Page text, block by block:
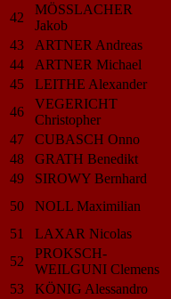
42
MÖSSLACHER
Jakob
43
ARTNER Andreas
44
ARTNER Michael
45
LEITHE Alexander
46
VEGERICHT
Christopher
47
CUBASCH Onno
48
GRATH Benedikt
49
SIROWY Bernhard
50
NOLL Maximilian
51
LAXAR Nicolas
52
PROKSCH-
WEILGUNI Clemens
53
KÖNIG Alessandro